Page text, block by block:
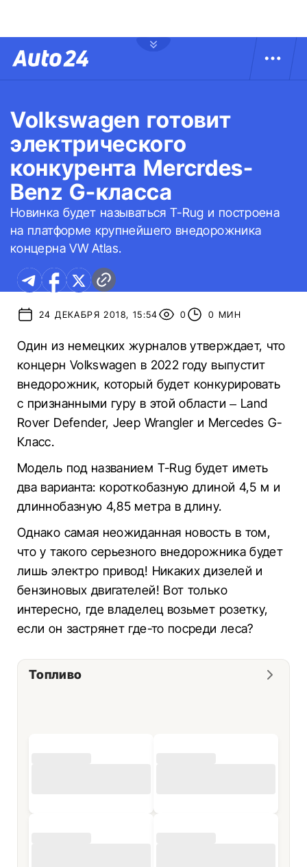
Volkswagen готовит
электрического
конкурента Mercrdes-
Benz G-класса
Новинка будет называться T-Rug и построена
на платформе крупнейшего внедорожника
концерна VW Atlas.
24 ДЕКАБРЯ 2018, 15:54 0 0 МИН
Один из немецких журналов утверждает, что
концерн Volkswagen в 2022 году выпустит
внедорожник, который будет конкурировать
с признанными гуру в этой области – Land
Rover Defender, Jeep Wrangler и Mercedes G-
Класс.
Модель под названием T-Rug будет иметь
два варианта: короткобазную длиной 4,5 м и
длиннобазную 4,85 метра в длину.
Однако самая неожиданная новость в том,
что у такого серьезного внедорожника будет
лишь электро привод! Никаких дизелей и
бензиновых двигателей! Вот только
интересно, где владелец возьмет розетку,
если он застрянет где-то посреди леса?
Топливо